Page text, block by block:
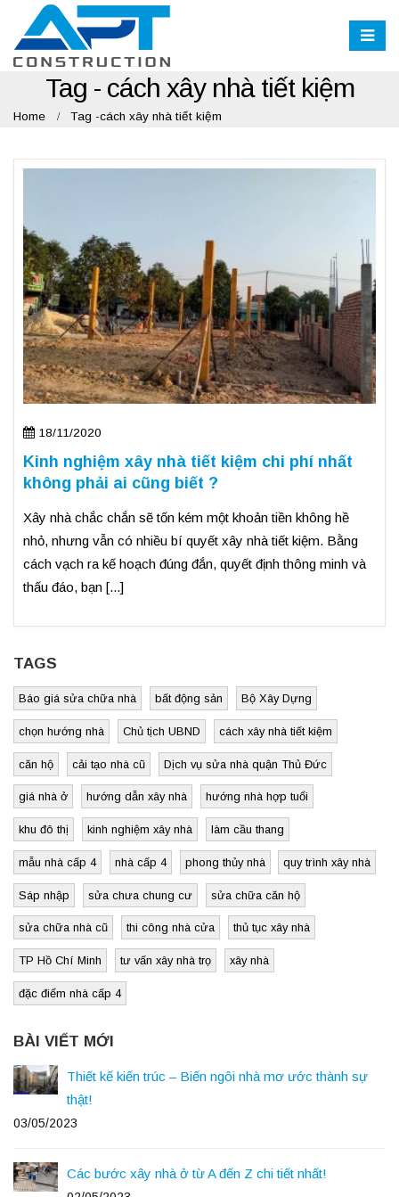
Tag - cách xây nhà tiết kiệm
Home Tag -cách xây nhà tiết kiệm
18/11/2020
Kinh nghiệm xây nhà tiết kiệm chi phí nhất
không phải ai cũng biết ?
Xây nhà chắc chắn sẽ tốn kém một khoản tiền không hề
nhỏ, nhưng vẫn có nhiều bí quyết xây nhà tiết kiệm. Bằng
cách vạch ra kế hoạch đúng đắn, quyết định thông minh và
thấu đáo, bạn [...]
TAGS
Báo giá sửa chữa nhà bất động sản Bộ Xây Dựng
chọn hướng nhà Chủ tịch UBND cách xây nhà tiết kiệm
căn hộ cải tạo nhà cũ Dịch vụ sửa nhà quận Thủ Đức
giá nhà ở hướng dẫn xây nhà hướng nhà hợp tuổi
khu đô thị kinh nghiệm xây nhà làm cầu thang
mẫu nhà cấp 4 nhà cấp 4 phong thủy nhà quy trình xây nhà
Sáp nhập sửa chưa chung cư sửa chữa căn hộ
sửa chữa nhà cũ thi công nhà cửa thủ tục xây nhà
TP Hồ Chí Minh tư vấn xây nhà trọ xây nhà
đặc điểm nhà cấp 4
BÀI VIẾT MỚI
Thiết kế kiến trúc – Biến ngôi nhà mơ ước thành sự
thật!
03/05/2023
Các bước xây nhà ở từ A đến Z chi tiết nhất!